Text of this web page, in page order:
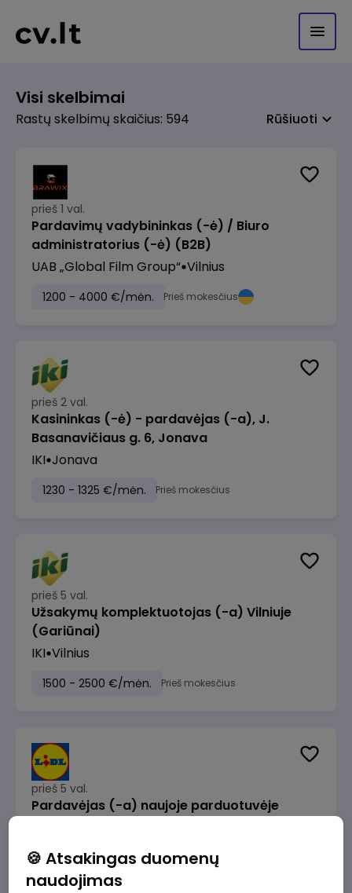
Visi skelbimai
Rastų skelbimų skaičius: 594 Rūšiuoti
prieš 1 val.
Pardavimų vadybininkas (-ė) / Biuro
administratorius (-ė) (B2B)
UAB „Global Film Group“ Vilnius
1200 - 4000 €/mėn. Prieš mokesčius
prieš 2 val.
Kasininkas (-ė) - pardavėjas (-a), J.
Basanavičiaus g. 6, Jonava
IKI Jonava
1230 - 1325 €/mėn. Prieš mokesčius
prieš 5 val.
Užsakymų komplektuotojas (-a) Vilniuje
(Gariūnai)
IKI Vilnius
1500 - 2500 €/mėn. Prieš mokesčius
prieš 5 val.
Pardavėjas (-a) naujoje parduotuvėje
1715 - 2170 €/mėn.
🍪 Atsakingas duomenų
naudojimas